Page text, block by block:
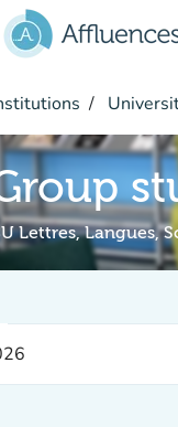
Lettres, Langues,